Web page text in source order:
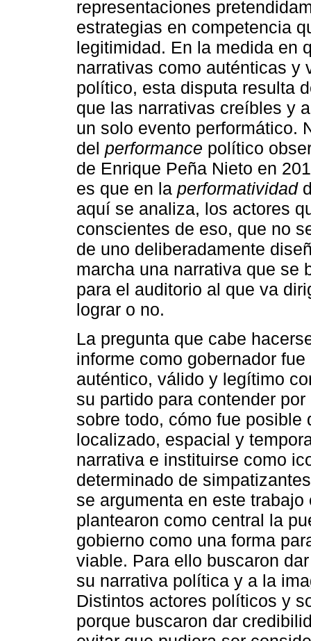
representaciones
estrategias en competencia
legitimidad. En la medida en
narrativas como auténticas y
político, esta disputa resulta
que las narrativas creíbles y
un solo evento performático.
del performance político
de Enrique Peña Nieto en
es que en la performatividad
aquí se analiza, los actores
conscientes de eso, que no
de uno deliberadamente
marcha una narrativa que se
para el auditorio al que va
lograr o no.
La pregunta que cabe
informe como gobernador
auténtico, válido y legítimo
su partido para contender
sobre todo, cómo fue
localizado, espacial y
narrativa e instituirse como
determinado de
se argumenta en este
plantearon como central la
gobierno como una forma
viable. Para ello buscaron
su narrativa política y a la
Distintos actores políticos y
porque buscaron dar